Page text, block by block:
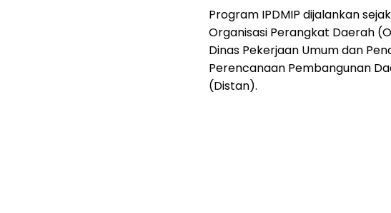
Program IPDMIP dijalankan
Organisasi Perangkat Daerah
Dinas Pekerjaan Umum dan
Perencanaan Pembangunan
(Distan).